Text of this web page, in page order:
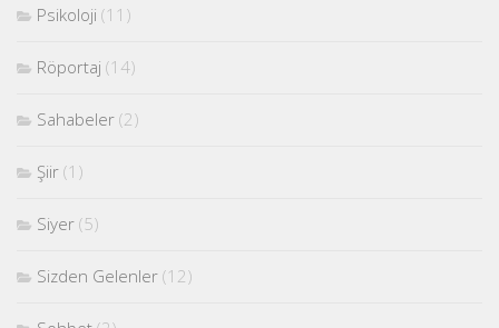
Psikoloji (11)
Röportaj (14)
Sahabeler (2)
Şiir (1)
Siyer (5)
Sizden Gelenler (12)